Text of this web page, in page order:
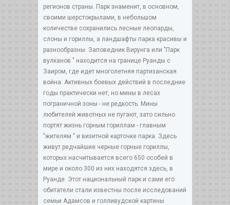
регионов страны. Парк знаменит, в основном,
своими шерстокрылами, в небольшом
количестве сохранились лесные леопарды,
слоны и гориллы, а ландшафты парка красивы и
разнообразны. Заповедник Вирунга или "Парк
вулканов " находится на границе Руанды с
Заиром, где идет многолетняя партизанская
война. Активных боевых действий в последние
годы практически нет, но мины в лесах
пограничной зоны - не редкость. Мины
любителей животных не пугают, зато сильно
портят жизнь горным гориллам - главным
"жителям " и визитной карточке парка. Здесь
живут редчайшие черные горные гориллы,
которых насчитывается всего 650 особей в
мире и около 300 из них находятся здесь, в
Руанде. Этот национальный парк и сами его
обитатели стали известны после исследований
семьи Адамсов и голливудской картины